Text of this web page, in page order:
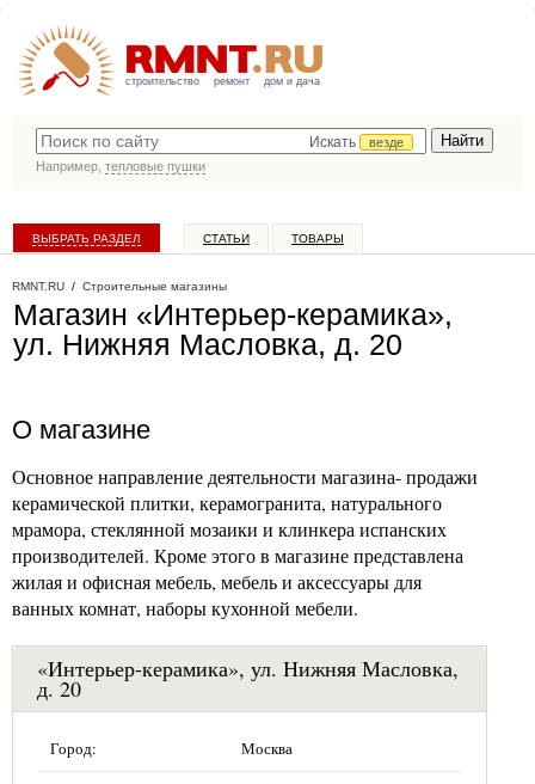
строительство ремонт дом и дача
Искать
везде
Например, тепловые пушки
ВЫБРАТЬ РАЗДЕЛ СТАТЬИ ТОВАРЫ
RMNT.RU / Строительные магазины
Магазин «Интерьер-керамика»,
ул. Нижняя Масловка, д. 20
О магазине
Основное направление деятельности магазина- продажи
керамической плитки, керамогранита, натурального
мрамора, стеклянной мозаики и клинкера испанских
производителей. Кроме этого в магазине представлена
жилая и офисная мебель, мебель и аксессуары для
ванных комнат, наборы кухонной мебели.
«Интерьер-керамика», ул. Нижняя Масловка,
д. 20
Город: Москва